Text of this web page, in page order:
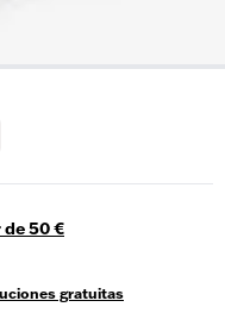
50 €
gratuitas